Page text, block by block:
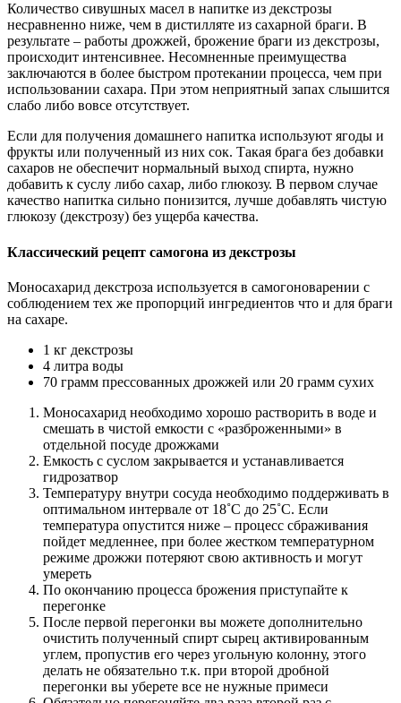
Количество сивушных масел в напитке из декстрозы
несравненно ниже, чем в дистилляте из сахарной браги. В
результате – работы дрожжей, брожение браги из декстрозы,
происходит интенсивнее. Несомненные преимущества
заключаются в более быстром протекании процесса, чем при
использовании сахара. При этом неприятный запах слышится
слабо либо вовсе отсутствует.
Если для получения домашнего напитка используют ягоды и
фрукты или полученный из них сок. Такая брага без добавки
сахаров не обеспечит нормальный выход спирта, нужно
добавить к суслу либо сахар, либо глюкозу. В первом случае
качество напитка сильно понизится, лучше добавлять чистую
глюкозу (декстрозу) без ущерба качества.
Классический рецепт самогона из декстрозы
Моносахарид декстроза используется в самогоноварении с
соблюдением тех же пропорций ингредиентов что и для браги
на сахаре.
1 кг декстрозы
4 литра воды
70 грамм прессованных дрожжей или 20 грамм сухих
Моносахарид необходимо хорошо растворить в воде и
смешать в чистой емкости с «разброженными» в
отдельной посуде дрожжами
Емкость с суслом закрывается и устанавливается
гидрозатвор
Температуру внутри сосуда необходимо поддерживать в
оптимальном интервале от 18˚С до 25˚С. Если
температура опустится ниже – процесс сбраживания
пойдет медленнее, при более жестком температурном
режиме дрожжи потеряют свою активность и могут
умереть
По окончанию процесса брожения приступайте к
перегонке
После первой перегонки вы можете дополнительно
очистить полученный спирт сырец активированным
углем, пропустив его через угольную колонну, этого
делать не обязательно т.к. при второй дробной
перегонки вы уберете все не нужные примеси